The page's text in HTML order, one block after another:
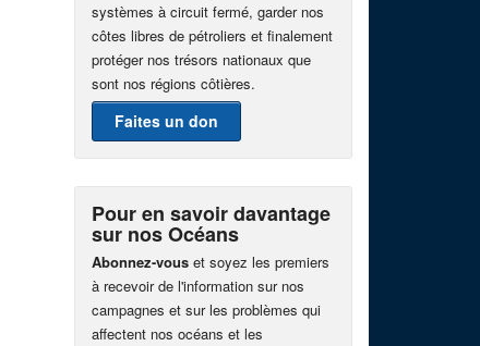
systèmes à circuit fermé, garder nos
côtes libres de pétroliers et finalement
protéger nos trésors nationaux que
sont nos régions côtières.
Faites un don
Pour en savoir davantage
sur nos Océans
Abonnez-vous et soyez les premiers
à recevoir de l'information sur nos
campagnes et sur les problèmes qui
affectent nos océans et les